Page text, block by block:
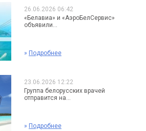
26.06.2026 06:42
«Белавиа» и «АэроБелСервис»
объявили...
» Подробнее
23.06.2026 12:22
Группа белорусских врачей
отправится на...
» Подробнее